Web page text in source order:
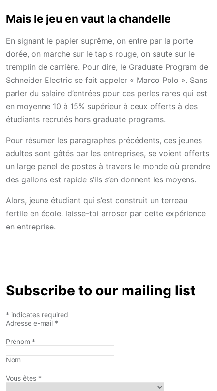
Mais le jeu en vaut la chandelle
En signant le papier suprême, on entre par la porte
dorée, on marche sur le tapis rouge, on saute sur le
tremplin de carrière. Pour dire, le Graduate Program de
Schneider Electric se fait appeler « Marco Polo ». Sans
parler du salaire d’entrées pour ces perles rares qui est
en moyenne 10 à 15% supérieur à ceux offerts à des
étudiants recrutés hors graduate programs.
Pour résumer les paragraphes précédents, ces jeunes
adultes sont gâtés par les entreprises, se voient offerts
un large panel de postes à travers le monde où prendre
des gallons est rapide s’ils s’en donnent les moyens.
Alors, jeune étudiant qui s’est construit un terreau
fertile en école, laisse-toi arroser par cette expérience
en entreprise.
Subscribe to our mailing list
* indicates required
Adresse e-mail *
Prénom *
Nom
Vous êtes *